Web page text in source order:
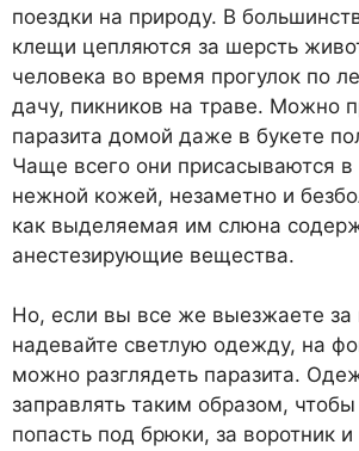
поездки на природу. В
клещи цепляются за шерсть
человека во время прогулок по
дачу, пикников на траве. Можно
паразита домой даже в букете
Чаще всего они присасываются в
нежной кожей, незаметно и
как выделяемая им слюна
анестезирующие вещества.
Но, если вы все же выезжаете за
надевайте светлую одежду, на
можно разглядеть паразита.
заправлять таким образом,
попасть под брюки, за воротник